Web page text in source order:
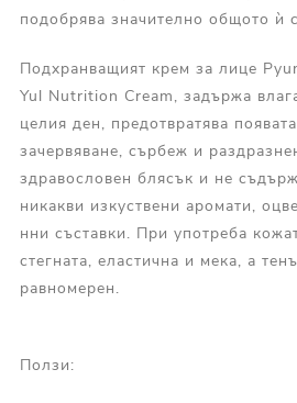
подобрява значително общото ѝ
Подхранващият крем за лице
Yul Nutrition Cream, задържа
целия ден, предотвратява
зачервяване, сърбеж и
здравословен блясък и не
никакви изкуствени аромати,
нни съставки. При употреба
стегната, еластична и мека, а
равномерен.
Ползи: